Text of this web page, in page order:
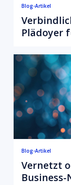
Blog-Artikel
Plädoyer
Blog-Artikel
Vernetzt